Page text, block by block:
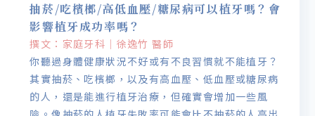
抽菸/吃檳榔/高低血壓/糖尿病可以植牙嗎？會
影響植牙成功率嗎？
撰文：家庭牙科｜徐逸竹 醫師
你聽過身體健康狀況不好或有不良習慣就不能植牙？
其實抽菸、吃檳榔，以及有高血壓、低血壓或糖尿病
的人，還是能進行植牙治療，但確實會增加一些風